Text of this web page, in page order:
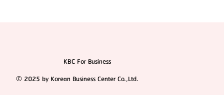
KBC For Business
© 2025 by Korean Business Center Co.,Ltd.